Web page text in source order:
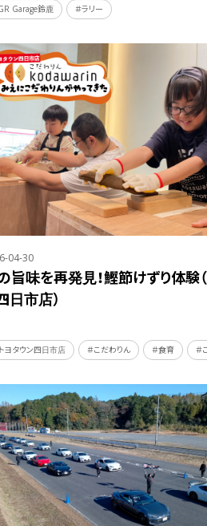
Garage鈴鹿 ＃ラリー
04-30
旨味を再発見！鰹節けずり体験
日市店）
ヨタウン四日市店 ＃こだわりん ＃食育 ＃